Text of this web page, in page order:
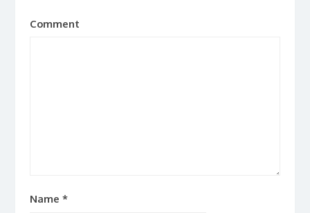
Comment
Name *